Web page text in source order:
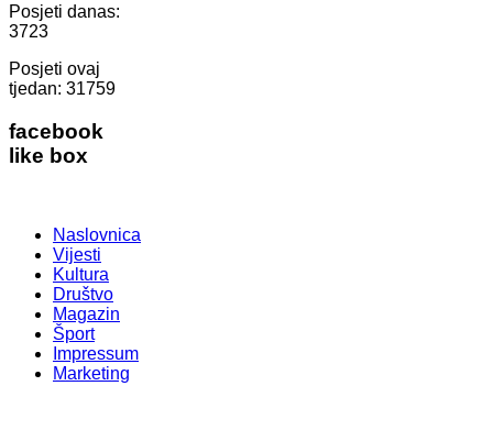
Posjeti danas:
3723
Posjeti ovaj
tjedan: 31759
facebook
like box
Naslovnica
Vijesti
Kultura
Društvo
Magazin
Šport
Impressum
Marketing